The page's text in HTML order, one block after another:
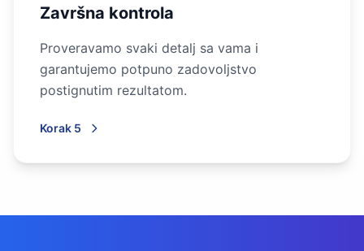
Završna kontrola
Proveravamo svaki detalj sa vama i
garantujemo potpuno zadovoljstvo
postignutim rezultatom.
Korak 5